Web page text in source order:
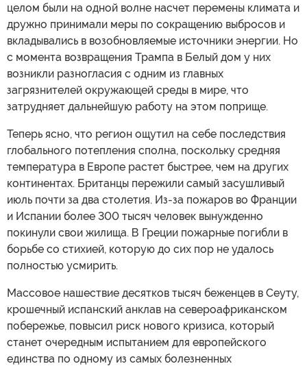
целом были на одной волне насчет перемены климата и
дружно принимали меры по сокращению выбросов и
вкладывались в возобновляемые источники энергии. Но
с момента возвращения Трампа в Белый дом у них
возникли разногласия с одним из главных
загрязнителей окружающей среды в мире, что
затрудняет дальнейшую работу на этом поприще.
Теперь ясно, что регион ощутил на себе последствия
глобального потепления сполна, поскольку средняя
температура в Европе растет быстрее, чем на других
континентах. Британцы пережили самый засушливый
июль почти за два столетия. Из-за пожаров во Франции
и Испании более 300 тысяч человек вынужденно
покинули свои жилища. В Греции пожарные погибли в
борьбе со стихией, которую до сих пор не удалось
полностью усмирить.
Массовое нашествие десятков тысяч беженцев в Сеуту,
крошечный испанский анклав на североафриканском
побережье, повысил риск нового кризиса, который
станет очередным испытанием для европейского
единства по одному из самых болезненных